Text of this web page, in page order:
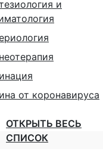
и
от коронавируса
ОТКРЫТЬ ВЕСЬ
СПИСОК